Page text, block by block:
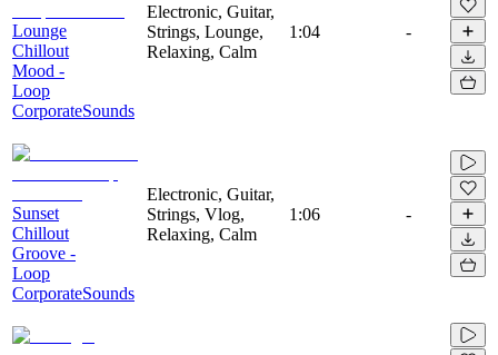
Lounge
Chillout
Mood -
Loop
CorporateSounds
Electronic, Guitar,
Strings, Lounge,
Relaxing, Calm
1:04 -
Sunset
Chillout
Groove -
Loop
CorporateSounds
Electronic, Guitar,
Strings, Vlog,
Relaxing, Calm
1:06 -